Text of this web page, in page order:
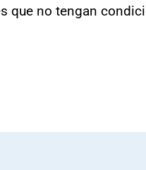
que no tengan